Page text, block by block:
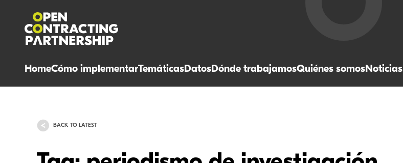
HomeCómo implementarTemáticasDatosDónde trabajamosQuiénes somosNoticias
BACK TO LATEST